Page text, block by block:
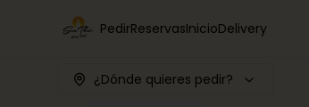
PedirReservasInicioDelivery
¿Dónde quieres pedir?